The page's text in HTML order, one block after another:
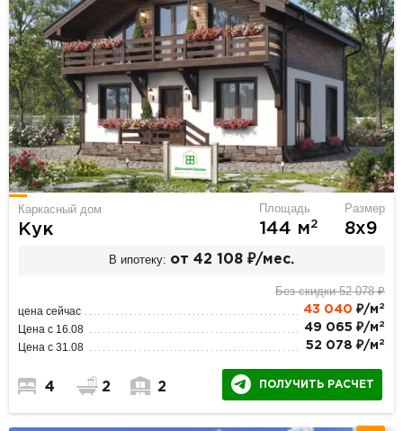
Каркасный дом
Кук
Площадь
144 м2
Размер
8х9
В ипотеку: от 42 108 ₽/мес.
Без скидки 52 078 ₽
цена сейчас 43 040 ₽/м 2
Цена с 16.08 49 065 ₽/м 2
Цена с 31.08 52 078 ₽/м 2
4 2 2 ПОЛУЧИТЬ РАСЧЕТ